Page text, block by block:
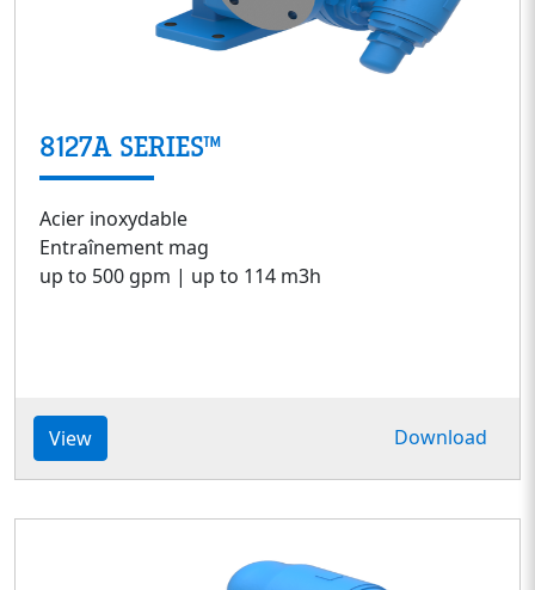
8127A SERIES™
Acier inoxydable
Entraînement mag
up to 500 gpm | up to 114 m3h
View Download